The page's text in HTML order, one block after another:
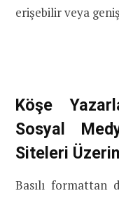
erişebilir veya
Köşe
Sosyal
Siteleri
Basılı formattan